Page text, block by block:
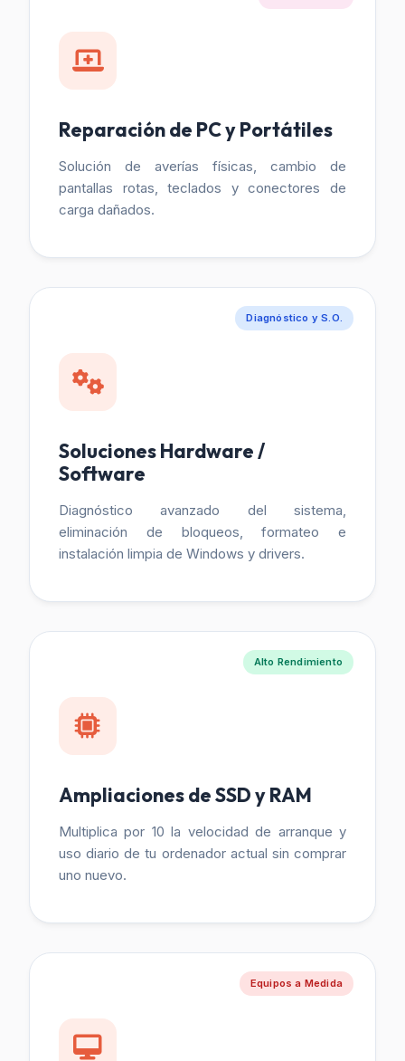
Reparación de PC y Portátiles
Solución de averías físicas, cambio de
pantallas rotas, teclados y conectores de
carga dañados.
Diagnóstico y S.O.
Soluciones Hardware /
Software
Diagnóstico avanzado del sistema,
eliminación de bloqueos, formateo e
instalación limpia de Windows y drivers.
Alto Rendimiento
Ampliaciones de SSD y RAM
Multiplica por 10 la velocidad de arranque y
uso diario de tu ordenador actual sin comprar
uno nuevo.
Equipos a Medida